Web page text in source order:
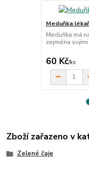
Meduňka
Meduňka má
zejména
60 Kč/ks
Zboží zařazeno v
Zelené čaje